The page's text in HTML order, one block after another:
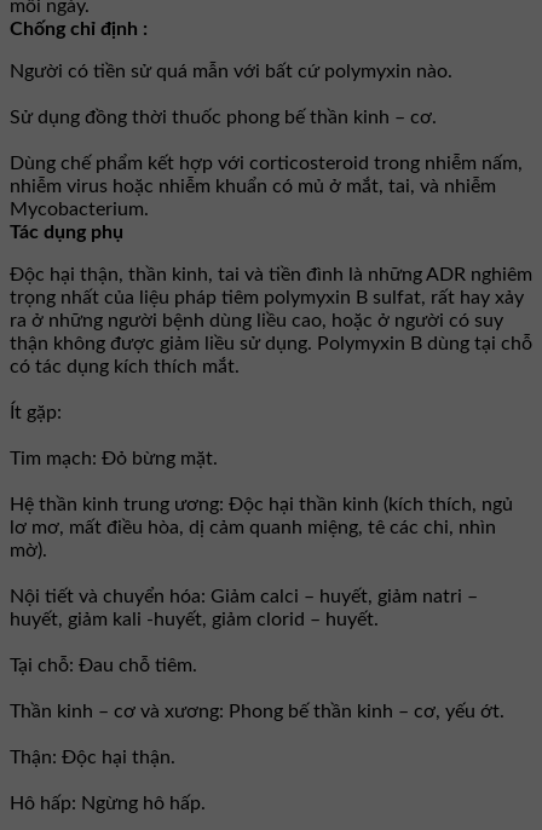
mỗi ngày.
Chống chỉ định :
Người có tiền sử quá mẫn với bất cứ polymyxin nào.
Sử dụng đồng thời thuốc phong bế thần kinh – cơ.
Dùng chế phẩm kết hợp với corticosteroid trong nhiễm nấm,
nhiễm virus hoặc nhiễm khuẩn có mủ ở mắt, tai, và nhiễm
Mycobacterium.
Tác dụng phụ
Ðộc hại thận, thần kinh, tai và tiền đình là những ADR nghiêm
trọng nhất của liệu pháp tiêm polymyxin B sulfat, rất hay xảy
ra ở những người bệnh dùng liều cao, hoặc ở người có suy
thận không được giảm liều sử dụng. Polymyxin B dùng tại chỗ
có tác dụng kích thích mắt.
Ít gặp:
Tim mạch: Ðỏ bừng mặt.
Hệ thần kinh trung ương: Ðộc hại thần kinh (kích thích, ngủ
lơ mơ, mất điều hòa, dị cảm quanh miệng, tê các chi, nhìn
mờ).
Nội tiết và chuyển hóa: Giảm calci – huyết, giảm natri –
huyết, giảm kali -huyết, giảm clorid – huyết.
Tại chỗ: Ðau chỗ tiêm.
Thần kinh – cơ và xương: Phong bế thần kinh – cơ, yếu ớt.
Thận: Ðộc hại thận.
Hô hấp: Ngừng hô hấp.